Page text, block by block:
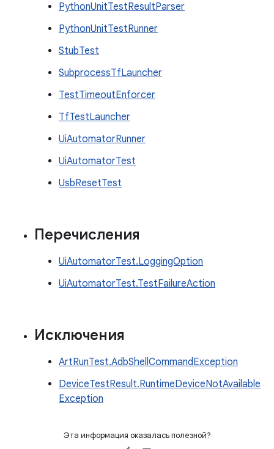
PythonUnitTestResultParser
PythonUnitTestRunner
StubTest
SubprocessTfLauncher
TestTimeoutEnforcer
TfTestLauncher
UiAutomatorRunner
UiAutomatorTest
UsbResetTest
Перечисления
UiAutomatorTest.LoggingOption
UiAutomatorTest.TestFailureAction
Исключения
ArtRunTest.AdbShellCommandException
DeviceTestResult.RuntimeDeviceNotAvailable
Exception
Эта информация оказалась полезной?